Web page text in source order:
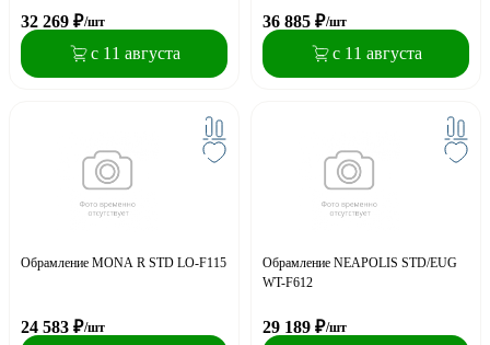
32 269 ₽/шт
с 11 августа
36 885 ₽/шт
с 11 августа
Обрамление MONA R STD LO-F115
24 583 ₽/шт
Обрамление NEAPOLIS STD/EUG
WT-F612
29 189 ₽/шт